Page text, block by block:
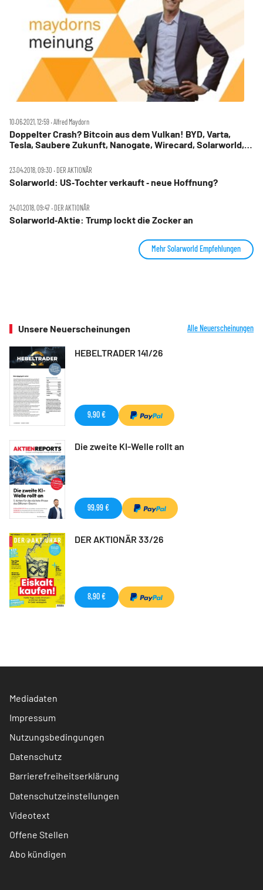
10.06.2021, 12:59 ‧ Alfred Maydorn
Doppelter Crash? Bitcoin aus dem Vulkan! BYD, Varta,
Tesla, Saubere Zukunft, Nanogate, Wirecard, Solarworld,
23.04.2018, 09:30 ‧ DER AKTIONÄR
Solarworld: US‑Tochter verkauft ‑ neue Hoffnung?
24.01.2018, 09:47 ‧ DER AKTIONÄR
Solarworld‑Aktie: Trump lockt die Zocker an
Mehr Solarworld Empfehlungen
Unsere Neuerscheinungen Alle Neuerscheinungen
HEBELTRADER 141/26
9,90 €
Die zweite KI-Welle rollt an
99,99 €
DER AKTIONÄR 33/26
8,90 €
Mediadaten
Impressum
Nutzungsbedingungen
Datenschutz
Barrierefreiheitserklärung
Datenschutzeinstellungen
Videotext
Offene Stellen
Abo kündigen